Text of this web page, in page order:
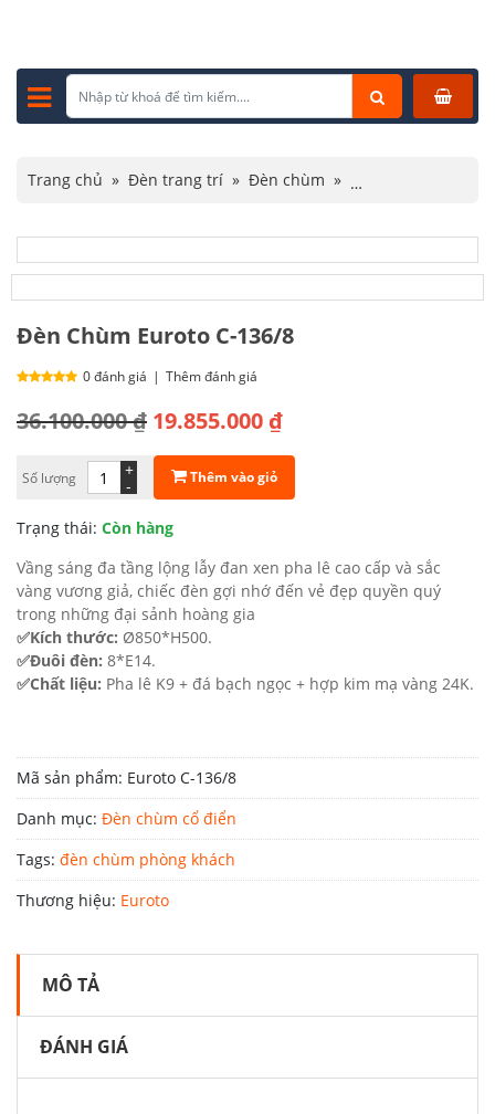
Trang chủ » Đèn trang trí » Đèn chùm »
Đèn Chùm Euroto C-136/8
0 đánh giá | Thêm đánh giá
36.100.000₫
Giá
là:
36.100.000 ₫.
19.855.000 ₫
Giá
tại
là:
19.855.000 ₫.
Số lượng -
+ Thêm vào giỏ
Trạng thái: Còn hàng
Vầng sáng đa tầng lộng lẫy đan xen pha lê cao cấp và sắc
vàng vương giả, chiếc đèn gợi nhớ đến vẻ đẹp quyền quý
trong những đại sảnh hoàng gia
✅Kích thước: Ø850*H500.
✅Đuôi đèn: 8*E14.
✅Chất liệu: Pha lê K9 + đá bạch ngọc + hợp kim mạ vàng 24K.
Mã sản phẩm: Euroto C-136/8
Danh mục: Đèn chùm cổ điển
Tags: đèn chùm phòng khách
Thương hiệu: Euroto
MÔ TẢ
ĐÁNH GIÁ